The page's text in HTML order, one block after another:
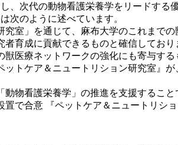
、次代の動物看護栄養学をリードする
次のように述べています。
究室」を通じて、麻布大学のこれま
育成に貢献できるものと確信してお
医療ネットワークの強化にも寄与す
トケア＆ニュートリション研究室』
物看護栄養学」の推進を支援するこ
で合意 『ペットケア＆ニュートリシ